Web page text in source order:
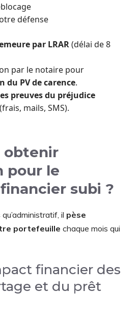
défense
par LRAR(délai de 8
par le notaire pour
du PV de carence.
preuves du préjudice
(frais, mails, SMS).
obtenir
pour le
subi ?
il pèse
portefeuille chaque mois qui
financier des
et du prêt